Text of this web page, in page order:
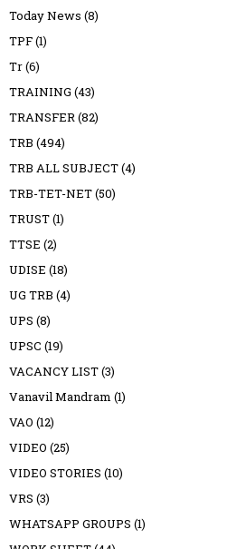
Today News (8)
TPF(1)
Tr(6)
TRAINING (43)
TRANSFER(82)
TRB (494)
TRB ALL SUBJECT(4)
TRB-TET-NET(50)
TRUST(1)
TTSE (2)
UDISE (18)
UG TRB (4)
UPS (8)
UPSC (19)
VACANCY LIST(3)
Vanavil Mandram (1)
VAO (12)
VIDEO (25)
VIDEO STORIES (10)
VRS (3)
WHATSAPP GROUPS (1)